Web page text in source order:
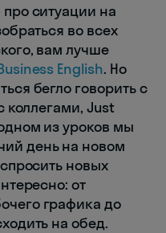
ситуации на
во всех
вам лучше
English. Но
бегло говорить с
коллегами, Just
из уроков мы
день на новом
новых
от
графика до
на обед.